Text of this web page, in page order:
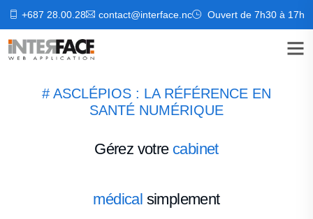
+687 28.00.28 contact@interface.nc Ouvert de 7h30 à 17h
# ASCLÉPIOS : LA RÉFÉRENCE EN
SANTÉ NUMÉRIQUE
Gérez votre cabinet
médical simplement